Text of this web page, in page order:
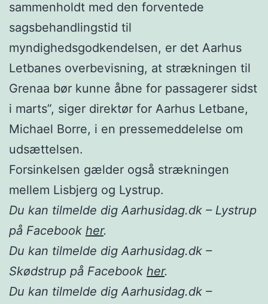
sammenholdt med den forventede
sagsbehandlingstid til
myndighedsgodkendelsen, er det Aarhus
Letbanes overbevisning, at strækningen til
Grenaa bør kunne åbne for passagerer sidst
i marts”, siger direktør for Aarhus Letbane,
Michael Borre, i en pressemeddelelse om
udsættelsen.
Forsinkelsen gælder også strækningen
mellem Lisbjerg og Lystrup.
Du kan tilmelde dig Aarhusidag.dk – Lystrup
på Facebook her.
Du kan tilmelde dig Aarhusidag.dk –
Skødstrup på Facebook her.
Du kan tilmelde dig Aarhusidag.dk –